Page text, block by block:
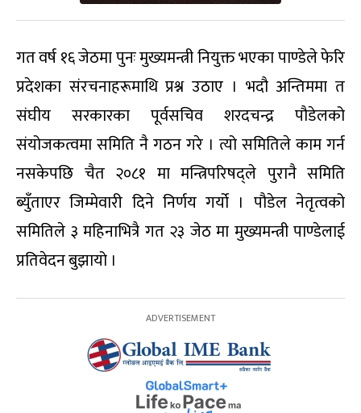
गत वर्ष १६ जेठमा पुनः मुख्यमन्त्री नियुक्त भएका पाण्डेले फेरि
प्रदेशका संरचनाहरूमाथि प्रश्न उठाए । भदौ अन्तिममा त
संघीय सरकारका पूर्वसचिव शरदचन्द्र पौडेलको
संयोजकत्वमा समिति नै गठन गरे । त्यो समितिले काम गर्न
नसकेपछि चैत २०८१ मा मन्त्रिपरिषद्‌ले पुरानै समिति
ब्युँताएर जिम्मेवारी दिने निर्णय गर्यो । पौडेल नेतृत्वको
समितिले ३ महिनाभित्रै गत २३ जेठ मा मुख्यमन्त्री पाण्डेलाई
प्रतिवेदन बुझायो ।